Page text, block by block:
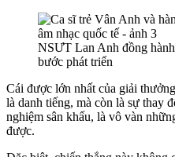
NSƯT Lan Anh đồng
bước phát triển
Cái được lớn nhất của giải
là danh tiếng, mà còn là sự thay
nghiệm sân khấu, là vô vàn
được.